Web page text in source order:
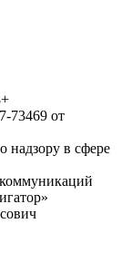
73469 от
надзору в сфере